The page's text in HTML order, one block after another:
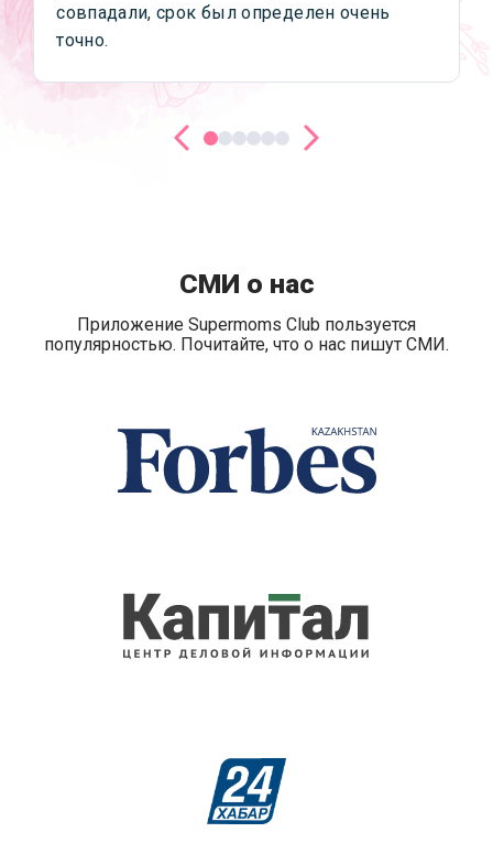
совпадали, срок был определен очень
точно.
СМИ о нас
Приложение Supermoms Club пользуется
популярностью. Почитайте, что о нас пишут СМИ.